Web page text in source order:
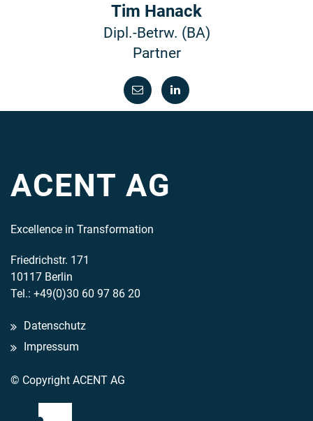
Tim Hanack
Dipl.-Betrw. (BA)
Partner
ACENT AG
Excellence in Transformation
Friedrichstr. 171
10117 Berlin
Tel.: +49(0)30 60 97 86 20
Datenschutz
Impressum
© Copyright ACENT AG